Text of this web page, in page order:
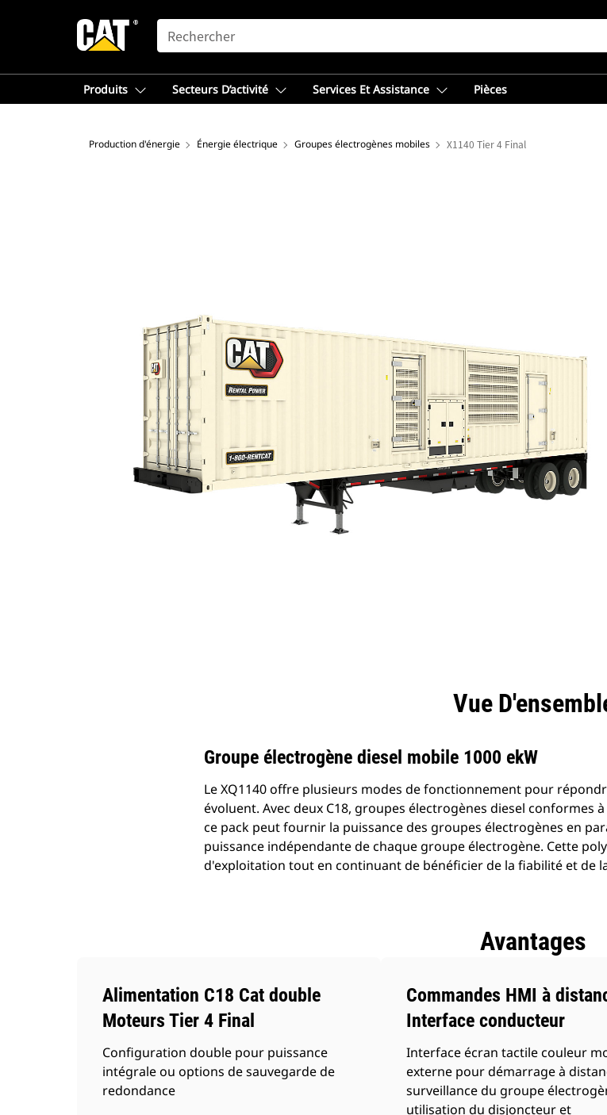
SEARCH
Produits Secteurs D’activité Services Et Assistance Pièces
Production d'énergie Énergie électrique Groupes électrogènes mobiles X1140 Tier 4 Final
Vue
Groupe électrogène diesel mobile 1000 ekW
Le XQ1140 offre plusieurs modes de fonctionnement pour
évoluent. Avec deux C18, groupes électrogènes diesel conformes
ce pack peut fournir la puissance des groupes électrogènes en
puissance indépendante de chaque groupe électrogène. Cette
d'exploitation tout en continuant de bénéficier de la fiabilité et de
Avantages
Alimentation C18 Cat double
Moteurs Tier 4 Final
Configuration double pour puissance
intégrale ou options de sauvegarde de
redondance
Commandes HMI à
Interface conducteur
Interface écran tactile couleur
externe pour démarrage à
surveillance du groupe
utilisation du disjoncteur et